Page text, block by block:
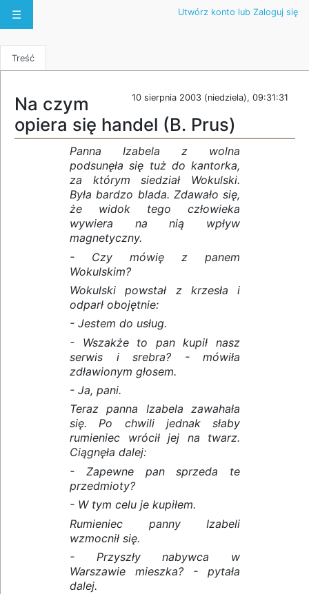
☰ Utwórz konto lub Zaloguj się
Treść
10 sierpnia 2003 (niedziela), 09:31:31
Na czym
opiera się handel (B. Prus)
Panna Izabela z wolna
podsunęła się tuż do kantorka,
za którym siedział Wokulski.
Była bardzo blada. Zdawało się,
że widok tego człowieka
wywiera na nią wpływ
magnetyczny.
- Czy mówię z panem
Wokulskim?
Wokulski powstał z krzesła i
odparł obojętnie:
- Jestem do usług.
- Wszakże to pan kupił nasz
serwis i srebra? - mówiła
zdławionym głosem.
- Ja, pani.
Teraz panna Izabela zawahała
się. Po chwili jednak słaby
rumieniec wrócił jej na twarz.
Ciągnęła dalej:
- Zapewne pan sprzeda te
przedmioty?
- W tym celu je kupiłem.
Rumieniec panny Izabeli
wzmocnił się.
- Przyszły nabywca w
Warszawie mieszka? - pytała
dalej.